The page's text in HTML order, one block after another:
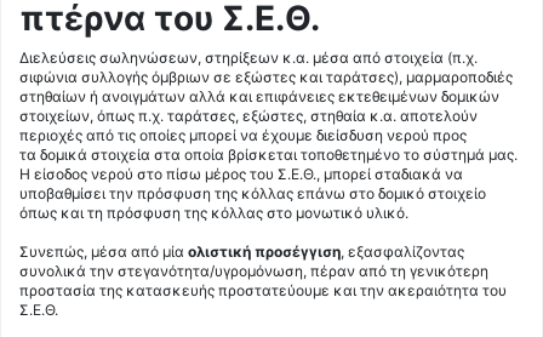
πτέρνα του Σ.Ε.Θ.
Διελεύσεις σωληνώσεων, στηρίξεων κ.α. μέσα από στοιχεία (π.χ.
σιφώνια συλλογής όμβριων σε εξώστες και ταράτσες), μαρμαροποδιές
στηθαίων ή ανοιγμάτων αλλά και επιφάνειες εκτεθειμένων δομικών
στοιχείων, όπως π.χ. ταράτσες, εξώστες, στηθαία κ.α. αποτελούν
περιοχές από τις οποίες μπορεί να έχουμε διείσδυση νερού προς
τα δομικά στοιχεία στα οποία βρίσκεται τοποθετημένο το σύστημά μας.
Η είσοδος νερού στο πίσω μέρος του Σ.Ε.Θ., μπορεί σταδιακά να
υποβαθμίσει την πρόσφυση της κόλλας επάνω στο δομικό στοιχείο
όπως και τη πρόσφυση της κόλλας στο μονωτικό υλικό.
Συνεπώς, μέσα από μία ολιστική προσέγγιση, εξασφαλίζοντας
συνολικά την στεγανότητα/υγρομόνωση, πέραν από τη γενικότερη
προστασία της κατασκευής προστατεύουμε και την ακεραιότητα του
Σ.Ε.Θ.